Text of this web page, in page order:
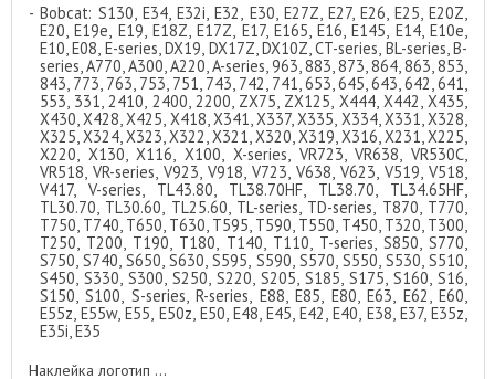
Bobcat: S130, E34, E32i, E32, E30, E27Z, E27, E26, E25, E20Z,
E20, E19e, E19, E18Z, E17Z, E17, E165, E16, E145, E14, E10e,
E10, E08, E-series, DX19, DX17Z, DX10Z, CT-series, BL-series, B-
series, A770, A300, A220, A-series, 963, 883, 873, 864, 863, 853,
843, 773, 763, 753, 751, 743, 742, 741, 653, 645, 643, 642, 641,
553, 331, 2410, 2400, 2200, ZX75, ZX125, X444, X442, X435,
X430, X428, X425, X418, X341, X337, X335, X334, X331, X328,
X325, X324, X323, X322, X321, X320, X319, X316, X231, X225,
X220, X130, X116, X100, X-series, VR723, VR638, VR530C,
VR518, VR-series, V923, V918, V723, V638, V623, V519, V518,
V417, V-series, TL43.80, TL38.70HF, TL38.70, TL34.65HF,
TL30.70, TL30.60, TL25.60, TL-series, TD-series, T870, T770,
T750, T740, T650, T630, T595, T590, T550, T450, T320, T300,
T250, T200, T190, T180, T140, T110, T-series, S850, S770,
S750, S740, S650, S630, S595, S590, S570, S550, S530, S510,
S450, S330, S300, S250, S220, S205, S185, S175, S160, S16,
S150, S100, S-series, R-series, E88, E85, E80, E63, E62, E60,
E55z, E55w, E55, E50z, E50, E48, E45, E42, E40, E38, E37, E35z,
E35i, E35
Наклейка логотип ...